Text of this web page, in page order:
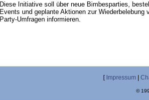
Diese Initiative soll über neue Bimbesparties,
Events und geplante Aktionen zur Wiederbelebung
Party-Umfragen informieren.
[ Impressum
©